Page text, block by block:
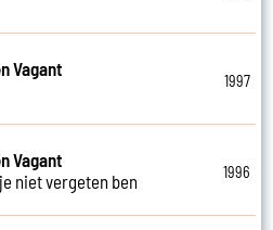
Vagant
1997
Vagant
niet vergeten ben
1996